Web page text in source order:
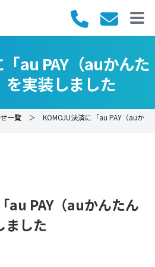
au PAY（auかんた
を実装しました
一覧 ＞ KOMOJU決済に「au PAY（auか
au PAY（auかんたん
ました